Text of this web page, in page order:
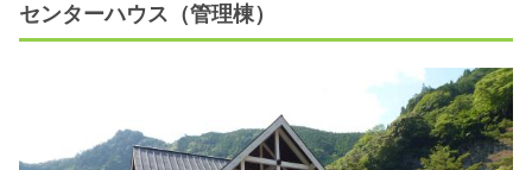
センターハウス（管理棟）